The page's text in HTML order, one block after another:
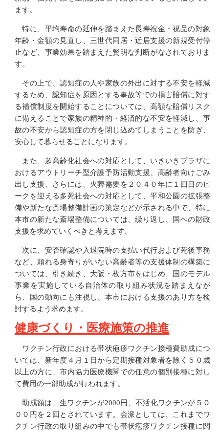
ます。
特に、平均寿命の延伸を踏まえた長寿祝金・祝品の対象
年齢・金額の見直し、三世代同居・近居支援の新規受付停
止など、事業効果を踏まえた賢明な判断がなされておりま
す。
その上で、認知症の人や家族の外出に対する不安を軽減
するため、認知症を原因とする事故等での損害賠償に対す
る補償制度を開始することについては、高額な賠償リスク
に備えることで家族の精神的・経済的な不安を軽減し、事
故の不安から認知症の方を閉じ込めてしまうことを防ぎ、
安心して暮らせることになります。
また、超高齢化社会への対応として、いきいきプラザに
おけるアウトリーチ型介護予防活動支援、高齢者向けごみ
出し支援、さらには、火葬需要を２０４０年に１回目のピ
ークを迎える多死社会への対応として、平和公園の拡張整
備や新たな斎場整備計画の策定などが示される中で、特に
本市の新たな斎場整備については、繰り返し、国への財政
支援を求めていくべきと考えます。
次に、安否確認や入退院時の支払い代行および死後事務
など、頼れる身寄りがいない高齢者等の支援体制の構築に
ついては、引き続き、大阪・枚方市をはじめ、国のモデル
事業を実施している自治体の取り組み状況を踏まえなが
ら、国の動向にも注視し、本市における支援のあり方を検
討するよう求めます。
健康づくり・医療施策の推進
ワクチン行政における帯状疱疹ワクチン接種費助成につ
いては、新年度４月１日から定期接種対象者を除く５０歳
以上の方に、市内協力医療機関での任意の個別接種に対し
て費用の一部助成が行われます。
助成額は、生ワクチンが2000円、不活化ワクチンが５０
００円を２回とされています。会派としては、これまでワ
クチン行政の取り組みの中でも帯状疱疹ワクチン接種に関